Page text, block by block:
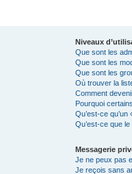
Niveaux
Que sont les
Que sont les
Que sont les
Où trouver la
Comment
Pourquoi
Qu’est-ce
Qu’est-ce que le
Messagerie
Je ne peux pas
Je reçois sans